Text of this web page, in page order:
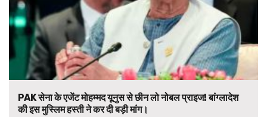
PAK सेना के एजेंट मोहम्मद यूनुस से छीन लो नोबल प्राइज! बांग्लादेश
की इस मुस्लिम हस्ती ने कर दी बड़ी मांग।